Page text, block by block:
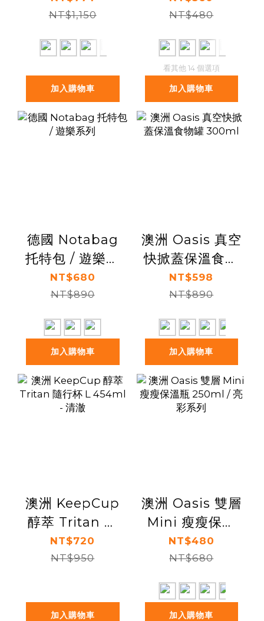
瓶 1000ml
NT$1,150
加入購物車
NT$480
看其他 14 個選項
加入購物車
德國 Notabag
托特包 / 遊樂系
列
NT$680
NT$890
加入購物車
澳洲 Oasis 真空
快掀蓋保溫食物
罐 300ml
NT$598
NT$890
加入購物車
澳洲 KeepCup
醇萃 Tritan 隨
行杯 L 454ml -
清澈
NT$720
NT$950
加入購物車
澳洲 Oasis 雙層
Mini 瘦瘦保溫
瓶 250ml / 亮彩
系列
NT$480
NT$680
加入購物車